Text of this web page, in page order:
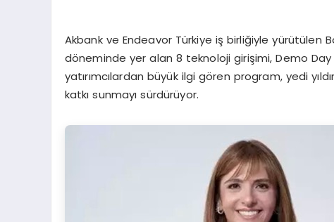
Akbank ve Endeavor Türkiye iş birliğiyle yürütülen
döneminde yer alan 8 teknoloji girişimi, Demo Day
yatırımcılardan büyük ilgi gören program, yedi
katkı sunmayı sürdürüyor.